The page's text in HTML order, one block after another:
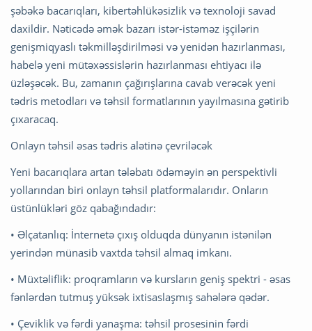
şəbəkə bacarıqları, kibertəhlükəsizlik və texnoloji savad
daxildir. Nəticədə əmək bazarı istər-istəməz işçilərin
genişmiqyaslı təkmilləşdirilməsi və yenidən hazırlanması,
habelə yeni mütəxəssislərin hazırlanması ehtiyacı ilə
üzləşəcək. Bu, zamanın çağırışlarına cavab verəcək yeni
tədris metodları və təhsil formatlarının yayılmasına gətirib
çıxaracaq.
Onlayn təhsil əsas tədris alətinə çevriləcək
Yeni bacarıqlara artan tələbatı ödəməyin ən perspektivli
yollarından biri onlayn təhsil platformalarıdır. Onların
üstünlükləri göz qabağındadır:
• Əlçatanlıq: İnternetə çıxış olduqda dünyanın istənilən
yerindən münasib vaxtda təhsil almaq imkanı.
• Müxtəliflik: proqramların və kursların geniş spektri - əsas
fənlərdən tutmuş yüksək ixtisaslaşmış sahələrə qədər.
• Çeviklik və fərdi yanaşma: təhsil prosesinin fərdi